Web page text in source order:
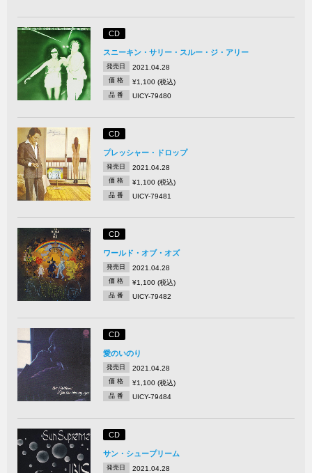
CD
スニーキン・サリー・スルー・ジ・アリー
発売日 2021.04.28
価 格 ¥1,100 (税込)
品 番 UICY-79480
CD
プレッシャー・ドロップ
発売日 2021.04.28
価 格 ¥1,100 (税込)
品 番 UICY-79481
CD
ワールド・オブ・オズ
発売日 2021.04.28
価 格 ¥1,100 (税込)
品 番 UICY-79482
CD
愛のいのり
発売日 2021.04.28
価 格 ¥1,100 (税込)
品 番 UICY-79484
CD
サン・シュープリーム
発売日 2021.04.28